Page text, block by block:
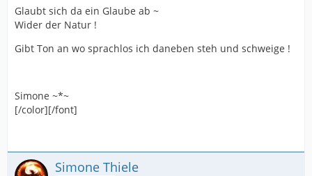
Glaubt sich da ein Glaube ab ~
Wider der Natur !
Gibt Ton an wo sprachlos ich daneben steh und schweige !
Simone ~*~
[/color][/font]
Simone Thiele